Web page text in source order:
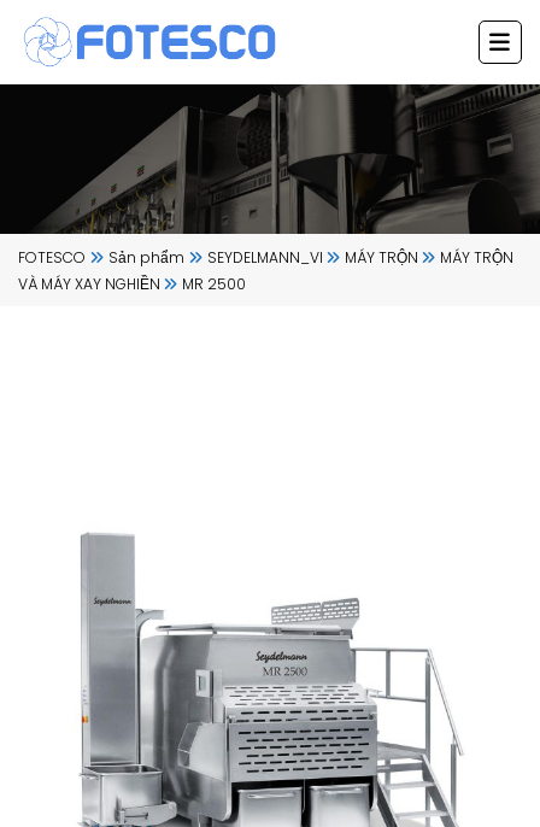
Chuyển
đến
dung
FOTESCO Sản phẩm SEYDELMANN_VI MÁY TRỘN
MÁY TRỘN
VÀ MÁY XAY NGHIỀN
MR 2500